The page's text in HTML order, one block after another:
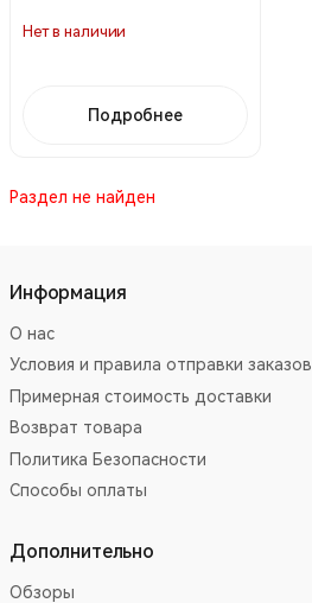
Нет в наличии
Подробнее
Раздел не найден
Информация
О нас
Условия и правила отправки заказов
Примерная стоимость доставки
Возврат товара
Политика Безопасности
Способы оплаты
Дополнительно
Обзоры